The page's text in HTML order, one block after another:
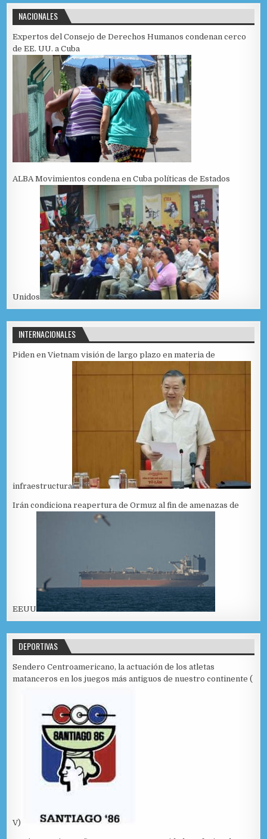
NACIONALES
Expertos del Consejo de Derechos Humanos condenan cerco
de EE. UU. a Cuba
ALBA Movimientos condena en Cuba políticas de Estados
Unidos
INTERNACIONALES
Piden en Vietnam visión de largo plazo en materia de
infraestructura
Irán condiciona reapertura de Ormuz al fin de amenazas de
EEUU
DEPORTIVAS
Sendero Centroamericano, la actuación de los atletas
matanceros en los juegos más antiguos de nuestro continente (
V)